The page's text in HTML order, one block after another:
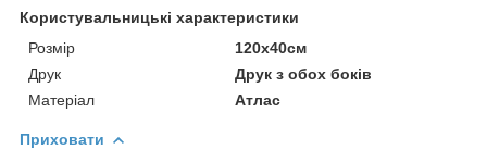
Користувальницькі характеристики
Розмір
120х40см
Друк
Друк з обох боків
Матеріал
Атлас
Приховати